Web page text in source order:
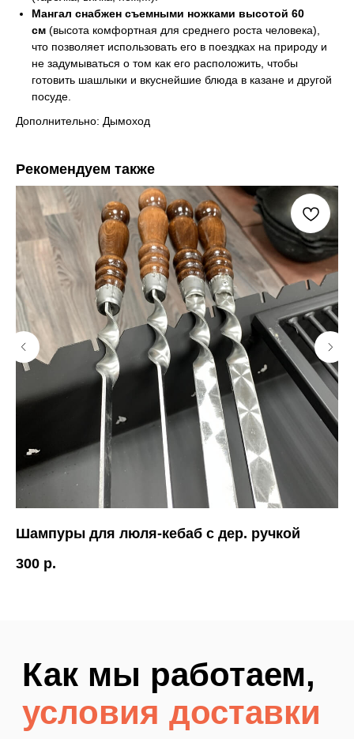
Мангал снабжен съемными ножками высотой 60
см (высота комфортная для среднего роста человека),
что позволяет использовать его в поездках на природу и
не задумываться о том как его расположить, чтобы
готовить шашлыки и вкуснейшие блюда в казане и другой
посуде.
Дополнительно: Дымоход
Рекомендуем также
Шампуры для люля-кебаб с дер. ручкой
300 р.
Как мы работаем,
условия доставки
Самовывоз
Обычно, все товары представленные
на сайте у нас в наличии. Но, все-таки,
рекомендуем заранее позвонить8 (984)
333-09-20
и забронировать товар,
чтобы не было недоразумений!
Тюмень, ул. Минская, 71/1
с 10:00 до 19:00